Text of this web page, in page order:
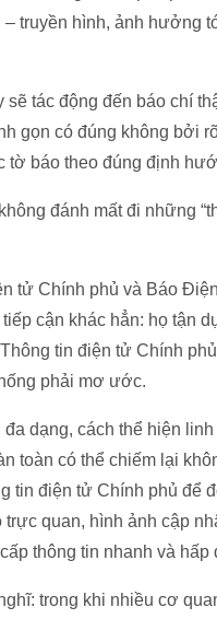
– truyền hình, ảnh hưởng
sẽ tác động đến báo chí
gọn có đúng không bởi
tờ báo theo đúng định
đánh mất đi những
tử Chính phủ và Báo
cận khác hẳn: họ tận
tin điện tử Chính
phải mơ ước.
dạng, cách thể hiện
toàn có thể chiếm lại
tin điện tử Chính phủ để
quan, hình ảnh cập
thông tin nhanh và hấp
trong khi nhiều cơ